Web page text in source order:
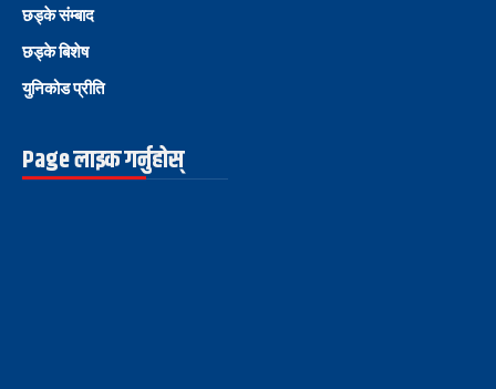
छड्के संम्बाद
छड्के बिशेष
युनिकोड प्रीति
Page लाइक गर्नुहोस्